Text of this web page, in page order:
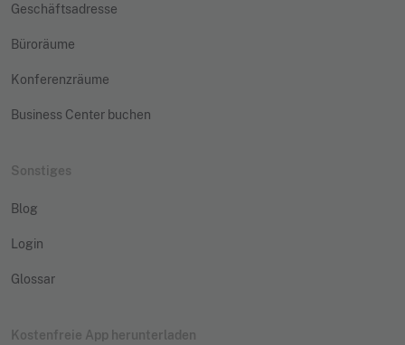
Geschäftsadresse
Büroräume
Konferenzräume
Business Center buchen
Sonstiges
Blog
Login
Glossar
Kostenfreie App herunterladen